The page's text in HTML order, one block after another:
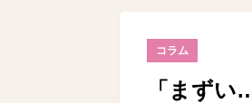
コラム
「まず